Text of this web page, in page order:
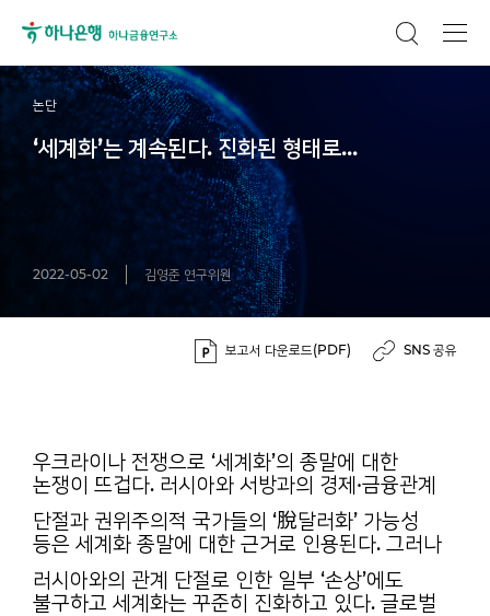
논단
‘세계화’는 계속된다. 진화된 형태로...
2022-05-02 김영준 연구위원
보고서 다운로드(PDF) SNS 공유
우크라이나 전쟁으로 ‘세계화’의 종말에 대한
논쟁이 뜨겁다. 러시아와 서방과의 경제·금융관계
단절과 권위주의적 국가들의 ‘脫달러화’ 가능성
등은 세계화 종말에 대한 근거로 인용된다. 그러나
러시아와의 관계 단절로 인한 일부 ‘손상’에도
불구하고 세계화는 꾸준히 진화하고 있다. 글로벌